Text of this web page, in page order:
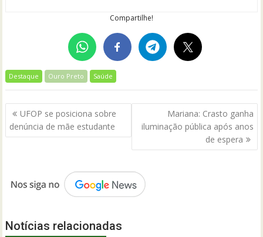
Compartilhe!
Destaque Ouro Preto Saúde
Navegação
de
Post
UFOP se posiciona sobre
denúncia de mãe estudante
Mariana: Crasto ganha
iluminação pública após anos
de espera
Notícias relacionadas